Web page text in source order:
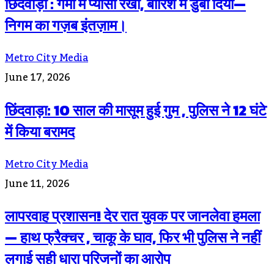
निगम का गज़ब इंतज़ाम।
Metro City Media
June 17, 2026
छिंदवाड़ा: 10 साल की मासूम हुई गुम , पुलिस ने 12 घंटे
में किया बरामद
Metro City Media
June 11, 2026
लापरवाह प्रशासन! देर रात युवक पर जानलेवा हमला
— हाथ फ्रैक्चर , चाकू के घाव, फिर भी पुलिस ने नहीं
लगाई सही धारा परिजनों का आरोप